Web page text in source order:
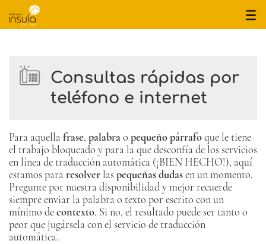
servicios
proyectos
contacto
Avisos legales
Política de privacidad
Política de cookies
Mapa de la web
Consultas rápidas por
teléfono e internet
Para aquella frase, palabrao pequeño párrafoque le tiene
el trabajo bloqueado y para la que desconfía de los servicios
en línea de traducción automática (¡BIEN HECHO!), aquí
estamos para resolverlaspequeñas dudasen un momento.
Pregunte por nuestra disponibilidad y mejor recuerde
siempre enviar la palabra o texto por escrito con un
mínimo decontexto. Si no, el resultado puede ser tanto o
peor que jugársela con el servicio de traducción
automática.